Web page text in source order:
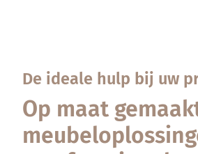
De ideale hulp bij uw
Op maat